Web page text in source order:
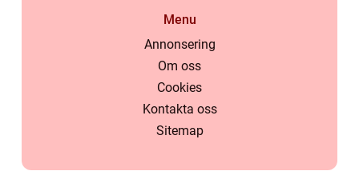
Menu
Annonsering
Om oss
Cookies
Kontakta oss
Sitemap